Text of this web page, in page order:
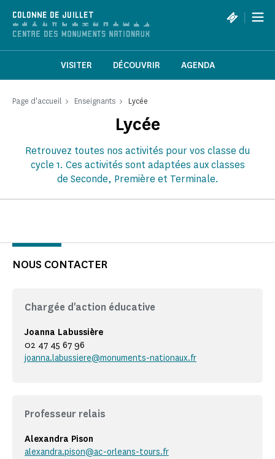
COLONNE DE JUILLET |
VISITER DÉCOUVRIR AGENDA
Page d'accueil Enseignants Lycée
Lycée
Retrouvez toutes nos activités pour vos classe du
cycle 1. Ces activités sont adaptées aux classes
de Seconde, Première et Terminale.
NOUS CONTACTER
Chargée d'action éducative
Joanna Labussière
02 47 45 67 96
joanna.labussiere@monuments-nationaux.fr
Professeur relais
Alexandra Pison
alexandra.pison@ac-orleans-tours.fr